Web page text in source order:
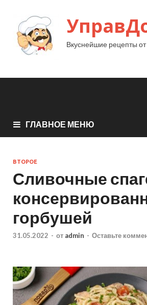
Вкуснейшие рецепты
ГЛАВНОЕ МЕНЮ
ВТОРОЕ
Сливочные
горбушей
31.05.2022 - от admin - Оставьте